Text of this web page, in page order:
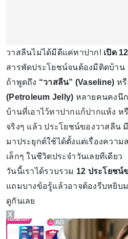
วาสลีนไม่ได้มีดีแค่ทาปาก! เปิด
สารพัดประโยชน์จนต้องมีติดบ้าน
ถ้าพูดถึง “วาสลีน” (Vaseline) หรื
(Petroleum Jelly) หลายคนคงนึ
บ้านที่เอาไว้ทาปากแก้ปากแห้ง ห
จริงๆ แล้ว ประโยชน์ของวาสลีน
มาประยุกต์ใช้ได้ตั้งแต่เรื่องควา
เล็กๆ ในชีวิตประจำวันเลยทีเดียว
วันนี้เราได้รวบรวม 12 ประโยชน์
แถมบางข้อรู้แล้วอาจต้องรีบหยิบ
ดูกันเลย
X